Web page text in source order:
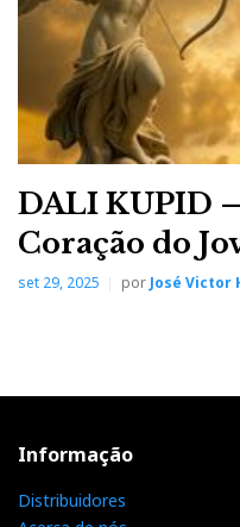
i
n
t
e
r
DALI KUPID
Coração do
set 29, 2025 porJosé Victor
Informação
Distribuidores